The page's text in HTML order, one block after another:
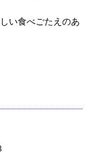
い食べごたえのあ